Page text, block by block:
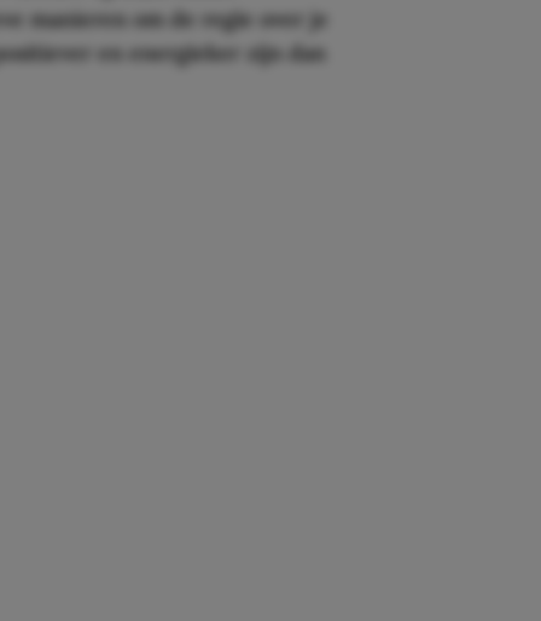
manieren om de regie over je
en energieker zijn dan